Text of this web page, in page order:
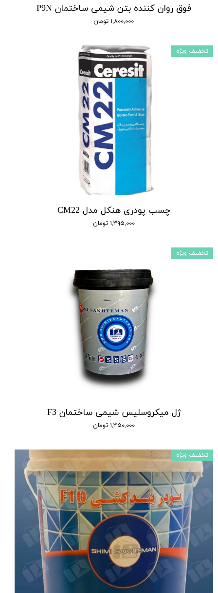
فوق روان کننده بتن شیمی ساختمان P9N
۱,۸۰۰,۰۰۰ تومان
چسب پودری هنکل مدل CM22
۱,۳۹۵,۰۰۰ تومان
تخفیف ویژه
ژل میکروسلیس شیمی ساختمان F3
۱,۴۵۰,۰۰۰ تومان
تخفیف ویژه
تخفیف ویژه